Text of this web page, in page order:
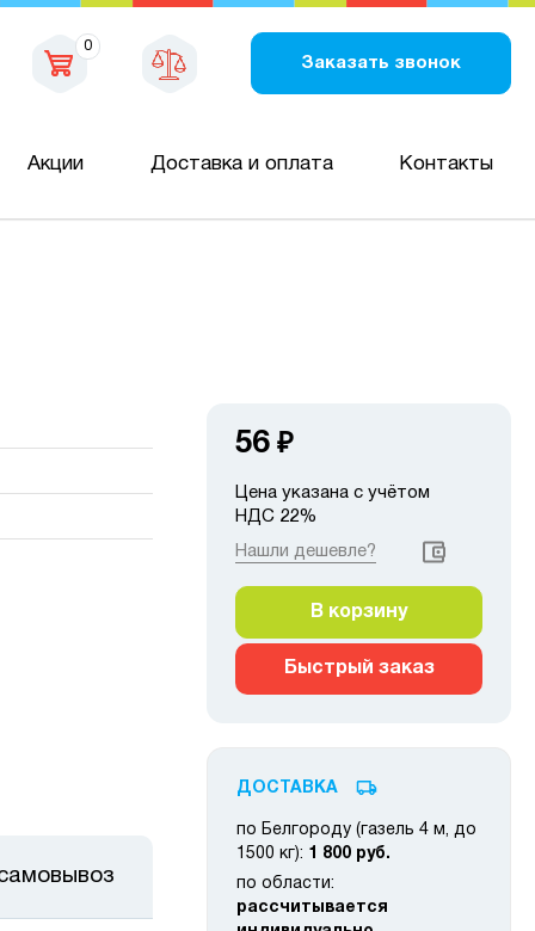
0
Заказать звонок
Акции Доставка и оплата Контакты
56 ₽
Цена указана с учётом
НДС 22%
Нашли дешевле?
В корзину
Быстрый заказ
ДОСТАВКА
по Белгороду (газель 4 м, до
1500 кг): 1 800 руб.
по области:
рассчитывается